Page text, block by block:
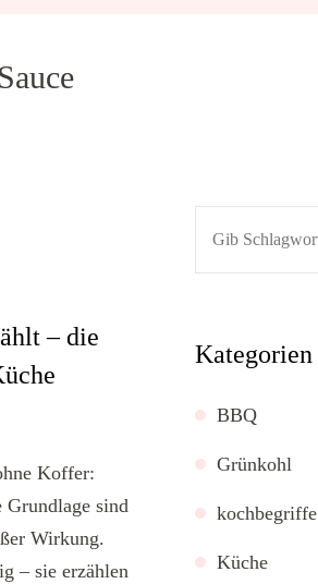
– die
Koffer:
Grundlage sind
Wirkung.
– sie erzählen
Kategorien
BBQ
Grünkohl
kochbegriffe
Küche